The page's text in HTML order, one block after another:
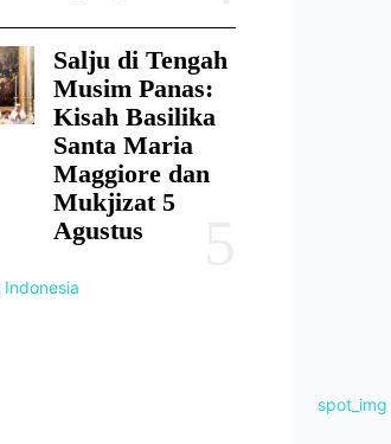
Salju di Tengah
Musim Panas:
Kisah Basilika
Santa Maria
Maggiore dan
Mukjizat 5
Agustus
Indonesia